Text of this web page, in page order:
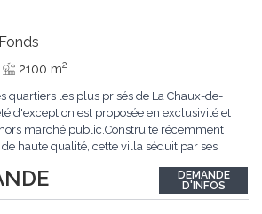
2100 m2
quartiers les plus prisés de La Chaux-de-
d'exception est proposée en exclusivité et
marché public.Construite récemment
haute qualité, cette villa séduit par ses
de vie s'ouvre sur un jardin avec piscine,
DEMANDE
D'INFOS